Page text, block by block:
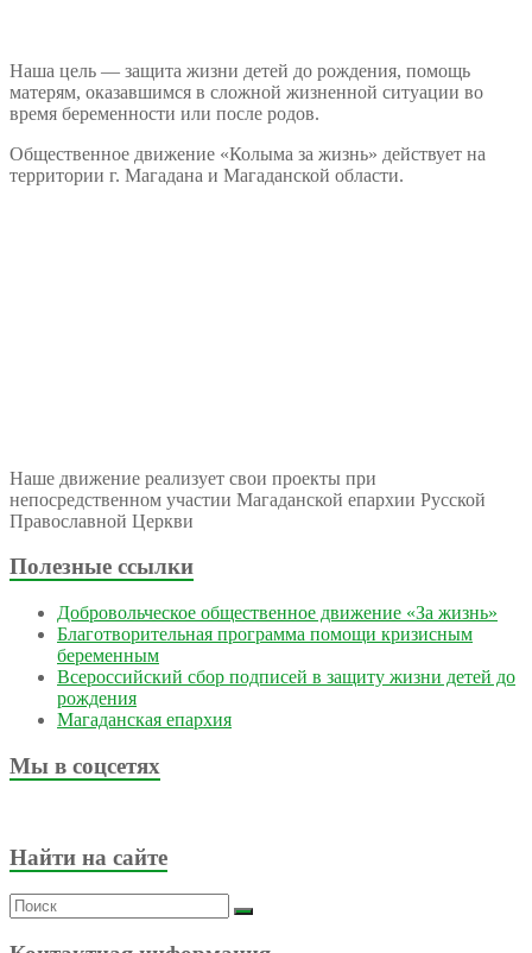
Наша цель — защита жизни детей до рождения, помощь
матерям, оказавшимся в сложной жизненной ситуации во
время беременности или после родов.
Общественное движение «Колыма за жизнь» действует на
территории г. Магадана и Магаданской области.
Наше движение реализует свои проекты при
непосредственном участии Магаданской епархии Русской
Православной Церкви
Полезные ссылки
Добровольческое общественное движение «За жизнь»
Благотворительная программа помощи кризисным
беременным
Всероссийский сбор подписей в защиту жизни детей до
рождения
Магаданская епархия
Мы в соцсетях
Найти на сайте